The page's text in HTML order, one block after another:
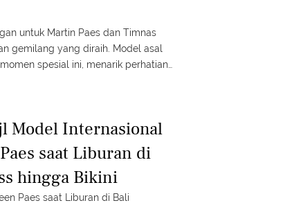
untuk Martin Paes dan Timnas
gemilang yang diraih. Model asal
spesial ini, menarik perhatian
Model Internasional
saat Liburan di
hingga Bikini
Paes saat Liburan di Bali